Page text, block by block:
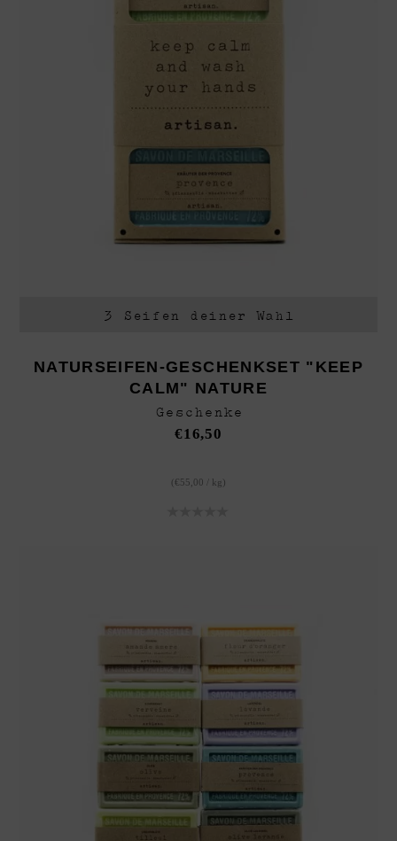
3 Seifen deiner Wahl
NATURSEIFEN-GESCHENKSET "KEEP
CALM" NATURE
Geschenke
€16,50
( €55,00 kg )